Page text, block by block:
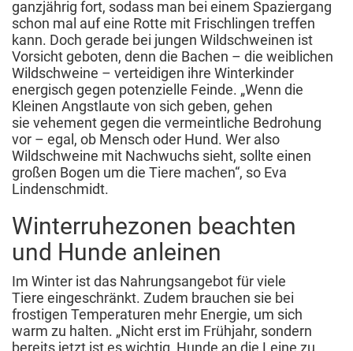
ganzjährig fort, sodass man bei einem Spaziergang
schon mal auf eine Rotte mit Frischlingen treffen
kann. Doch gerade bei jungen Wildschweinen ist
Vorsicht geboten, denn die Bachen – die weiblichen
Wildschweine – verteidigen ihre Winterkinder
energisch gegen potenzielle Feinde. „Wenn die
Kleinen Angstlaute von sich geben, gehen
sie vehement gegen die vermeintliche Bedrohung
vor – egal, ob Mensch oder Hund. Wer also
Wildschweine mit Nachwuchs sieht, sollte einen
großen Bogen um die Tiere machen“, so Eva
Lindenschmidt.
Winterruhezonen beachten
und Hunde anleinen
Im Winter ist das Nahrungsangebot für viele
Tiere eingeschränkt. Zudem brauchen sie bei
frostigen Temperaturen mehr Energie, um sich
warm zu halten. „Nicht erst im Frühjahr, sondern
bereits jetzt ist es wichtig, Hunde an die Leine zu